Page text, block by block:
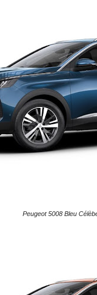
Peugeot 5008 Bleu